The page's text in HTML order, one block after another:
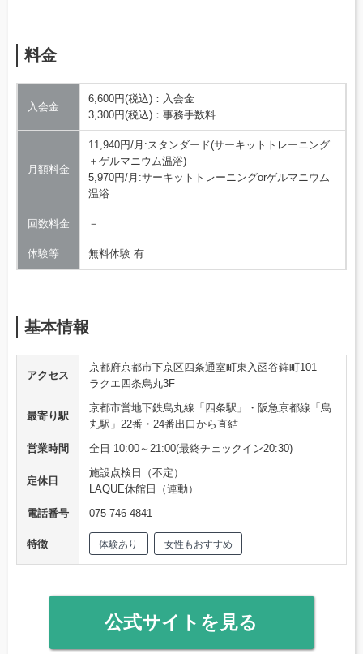
料金
入会金
6,600円(税込)：入会金
3,300円(税込)：事務手数料
月額料金
11,940円/月:スタンダード(サーキットトレーニング
＋ゲルマニウム温浴)
5,970円/月:サーキットトレーニングorゲルマニウム
温浴
回数料金 －
体験等 無料体験 有
基本情報
アクセス
京都府京都市下京区四条通室町東入函谷鉾町101
ラクエ四条烏丸3F
最寄り駅
京都市営地下鉄烏丸線「四条駅」・阪急京都線「烏
丸駅」22番・24番出口から直結
営業時間
全日 10:00～21:00(最終チェックイン20:30)
定休日
施設点検日（不定）
LAQUE休館日（連動）
電話番号
075-746-4841
特徴 体験あり 女性もおすすめ
公式サイトを見る